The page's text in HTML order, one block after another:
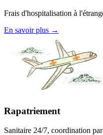
Frais d'hospitalisation à
En savoir plus →
Rapatriement
Sanitaire 24/7, coordination